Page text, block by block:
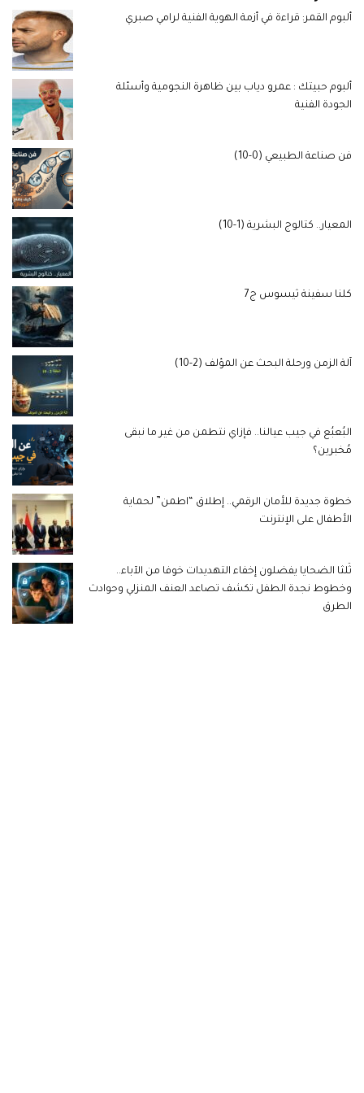
ألبوم القمر: قراءة في أزمة الهوية الفنية لرامي صبري
ألبوم حبيتك : عمرو دياب بين ظاهرة النجومية وأسئلة
الجودة الفنية
فن صناعة الطبيعي (0-10)
المعيار.. كتالوج البشرية (1-10)
كلنا سفينة ثيسوس ج7
آلة الزمن ورحلة البحث عن المؤلف (2-10)
البُعبُع في جيب عيالنا.. فإزاي نتطمن من غير ما نبقى
مُخبرين؟
خطوة جديدة للأمان الرقمي.. إطلاق “اطمن” لحماية
الأطفال على الإنترنت
ثُلثا الضحايا يفضلون إخفاء التهديدات خوفا من الآباء..
وخطوط نجدة الطفل تكشف تصاعد العنف المنزلي وحوادث
الطرق